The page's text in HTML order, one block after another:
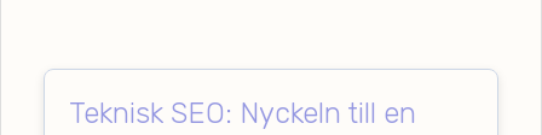
Teknisk SEO: Nyckeln till en